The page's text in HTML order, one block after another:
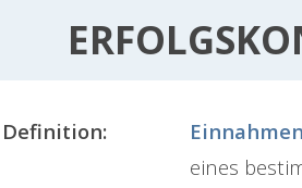
Definition: Einnahmen
eines